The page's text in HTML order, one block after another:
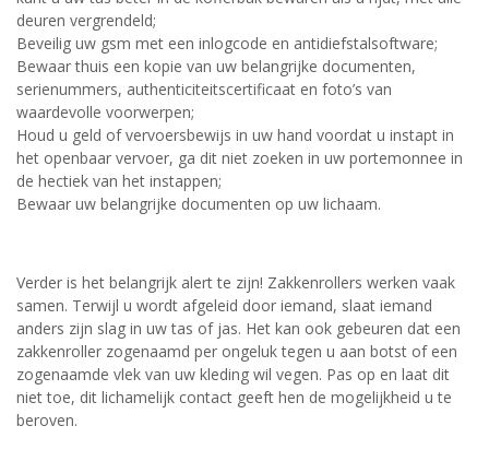
deuren vergrendeld;
Beveilig uw gsm met een inlogcode en antidiefstalsoftware;
Bewaar thuis een kopie van uw belangrijke documenten,
serienummers, authenticiteitscertificaat en foto’s van
waardevolle voorwerpen;
Houd u geld of vervoersbewijs in uw hand voordat u instapt in
het openbaar vervoer, ga dit niet zoeken in uw portemonnee in
de hectiek van het instappen;
Bewaar uw belangrijke documenten op uw lichaam.
Verder is het belangrijk alert te zijn! Zakkenrollers werken vaak
samen. Terwijl u wordt afgeleid door iemand, slaat iemand
anders zijn slag in uw tas of jas. Het kan ook gebeuren dat een
zakkenroller zogenaamd per ongeluk tegen u aan botst of een
zogenaamde vlek van uw kleding wil vegen. Pas op en laat dit
niet toe, dit lichamelijk contact geeft hen de mogelijkheid u te
beroven.